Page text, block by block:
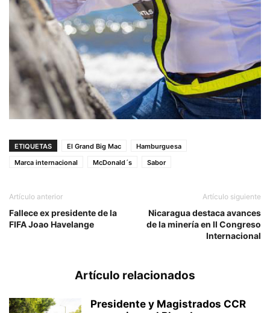
ETIQUETAS El Grand Big Mac
Hamburguesa
Marca internacional
McDonald´s Sabor
Artículo anterior
Fallece ex presidente de la
FIFA Joao Havelange
Artículo siguiente
Nicaragua destaca avances
de la minería en II Congreso
Internacional
Artículo relacionados
Presidente y Magistrados CCR